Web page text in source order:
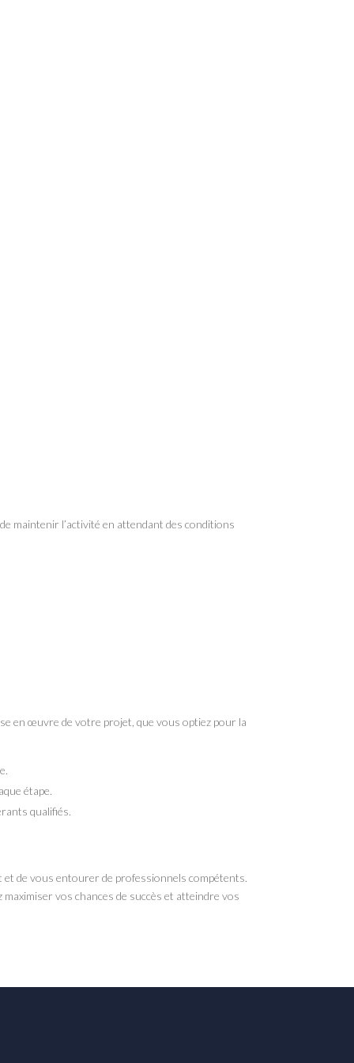
maintenir l’activité en attendant des conditions
en œuvre de votre projet, que vous optiez pour la
étape.
qualifiés.
et de vous entourer de professionnels compétents.
vos chances de succès et atteindre vos